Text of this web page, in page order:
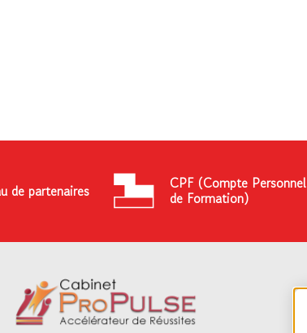
de partenaires CPF (Compte Personnel
de Formation)